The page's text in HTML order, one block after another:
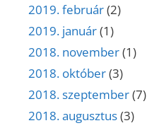
2019. február(2)
2019. január(1)
2018. november(1)
2018. október(3)
2018. szeptember(7)
2018. augusztus(3)